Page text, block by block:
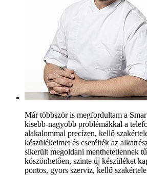
Már többször is megfordultam a
kisebb-nagyobb problémákkal a
alakalommal precízen, kellő
készülékeimet és cserélték az
sikerült megoldani menthetetlennek
köszönhetően, szinte új készüléket
pontos, gyors szerviz, kellő